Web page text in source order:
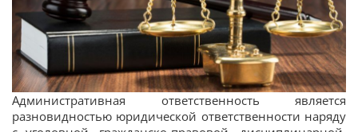
Административная ответственность является
разновидностью юридической ответственности наряду